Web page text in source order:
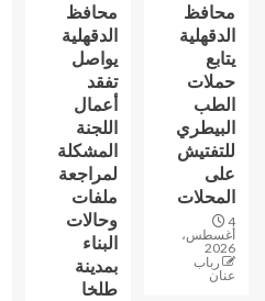
محافظ
الدقهلية
يتابع
حملات
الطب
البيطري
للتفتيش
على
المحلات
4
أغسطس،
2026
رباب
عنان
محافظ
الدقهلية
يواصل
تفقد
أعمال
اللجنة
المشكلة
لمراجعة
ملفات
وحالات
البناء
بمدينة
طلخا